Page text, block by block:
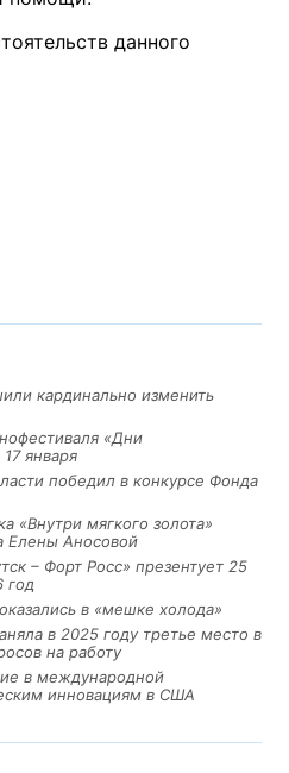
данного
кардинально изменить
«Дни
января
победил в конкурсе Фонда
«Внутри мягкого золота»
Елены Аносовой
– Форт Росс» презентует 25
год
в «мешке холода»
в 2025 году третье место в
на работу
в международной
инновациям в США
Льготный заём в 9 миллионов
машиностроительное предприятие
из Иркутской области
3 фото